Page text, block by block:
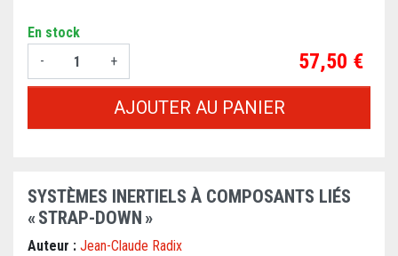
En stock
-
+ Prix
57,50 €
AJOUTER AU PANIER
SYSTÈMES INERTIELS À COMPOSANTS LIÉS
« STRAP-DOWN »
Auteur : Jean-Claude Radix